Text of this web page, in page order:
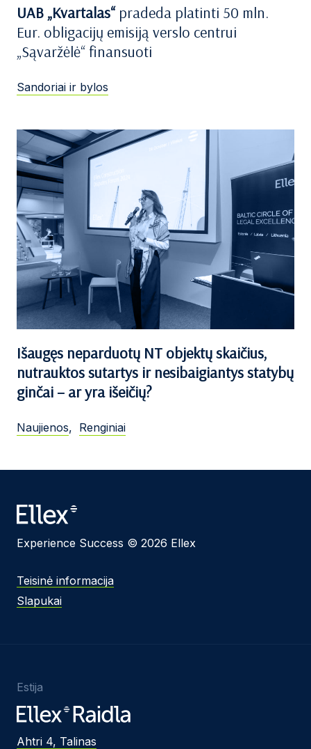
UAB „Kvartalas“pradeda platinti 50 mln.
Eur. obligacijų emisiją verslo centrui
„Sąvaržėlė“ finansuoti
Sandoriai ir bylos
Išaugęs neparduotų NT objektų skaičius,
nutrauktos sutartys ir nesibaigiantys statybų
ginčai – ar yra išeičių?
Naujienos, Renginiai
Experience Success © 2026 Ellex
Teisinė informacija
Slapukai
Estija
Ahtri 4, Talinas